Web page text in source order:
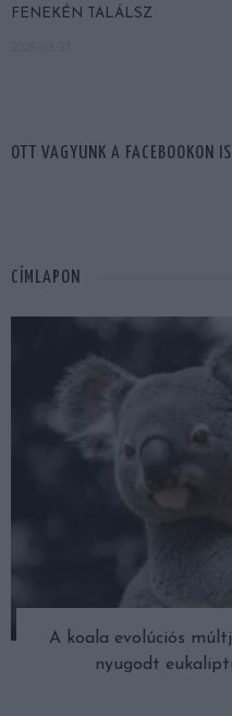
FENEKÉN TALÁLSZ
OTT VAGYUNK A FACEBOOKON
CÍMLAPON
A koala evolúciós
nyugodt